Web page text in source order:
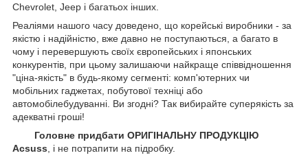
Chevrolet, Jeep і багатьох інших.
Реаліями нашого часу доведено, що корейські виробники - за
якістю і надійністю, вже давно не поступаються, а багато в
чому і перевершують своїх європейських і японських
конкурентів, при цьому залишаючи найкраще співвідношення
"ціна-якість" в будь-якому сегменті: комп'ютерних чи
мобільних гаджетах, побутової техніці або
автомобілебудуванні. Ви згодні? Так вибирайте суперякість за
адекватні гроші!
Головне придбати ОРИГІНАЛЬНУ ПРОДУКЦІЮ
Acsuss , і не потрапити на підробку.